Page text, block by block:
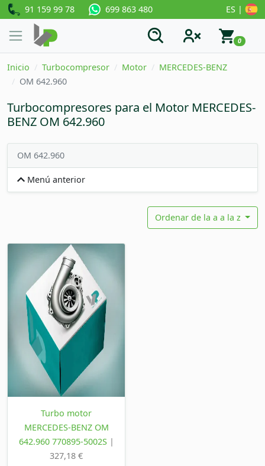
91 159 99 78 699 863 480 ES |
0
Inicio Turbocompresor Motor
MERCEDES-BENZ
OM 642.960
Turbocompresores para el Motor MERCEDES-
BENZ OM 642.960
OM 642.960
Menú anterior
Ordenar de la a a la z
Turbo motor
MERCEDES-BENZ OM
642.960 770895-5002S |
327,18 €